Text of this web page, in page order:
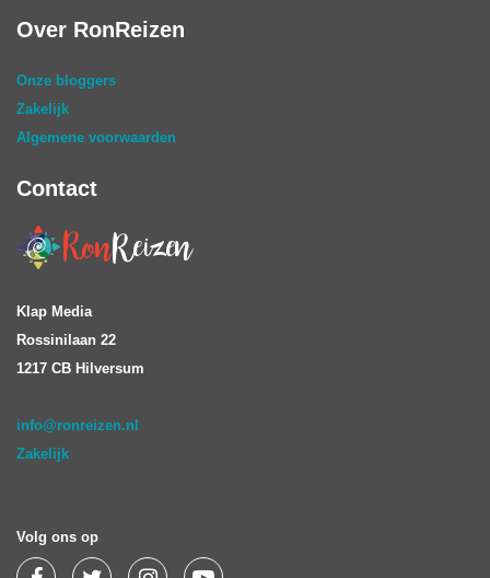
Over RonReizen
Onze bloggers
Zakelijk
Algemene voorwaarden
Contact
Klap Media
Rossinilaan 22
1217 CB Hilversum
info@ronreizen.nl
Zakelijk
Volg ons op